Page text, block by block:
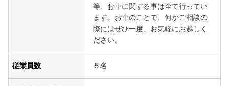
等、お車に関する事は全て行ってい
ます。お車のことで、何かご相談の
際にはぜひ一度、お気軽にお越しく
ださい。
従業員数 ５名